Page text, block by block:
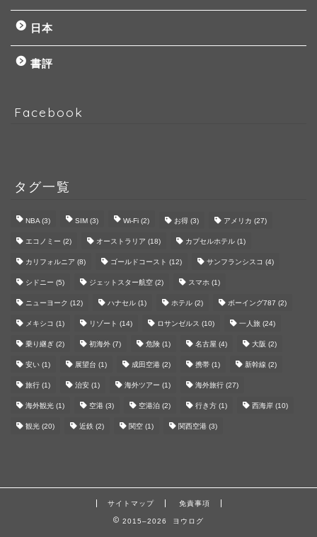
日本
書評
Facebook
タグ一覧
NBA(3) SIM (3) Wi-Fi (2) お得 (3) アメリカ (27)
エコノミー (2) オーストラリア (18) カプセルホテル (1)
カリフォルニア (8) ゴールドコースト (12) サンフランシスコ (4)
シドニー (5) ジェットスター航空 (2) スマホ (1)
ニューヨーク (12) ハナセル (1) ホテル (2) ボーイング787 (2)
メキシコ (1) リゾート (14) ロサンゼルス (10) 一人旅 (24)
乗り継ぎ (2) 初海外 (7) 危険 (1) 名古屋 (4) 大阪 (2)
安い (1) 展望台 (1) 成田空港 (2) 携帯 (1) 新幹線 (2)
旅行 (1) 治安 (1) 海外ツアー (1) 海外旅行 (27)
海外観光 (1) 空港 (3) 空港泊 (2) 行き方 (1) 西海岸 (10)
観光 (20) 近鉄 (2) 関空 (1) 関西空港 (3)
サイトマップ 免責事項
2015–2026 ヨウログ